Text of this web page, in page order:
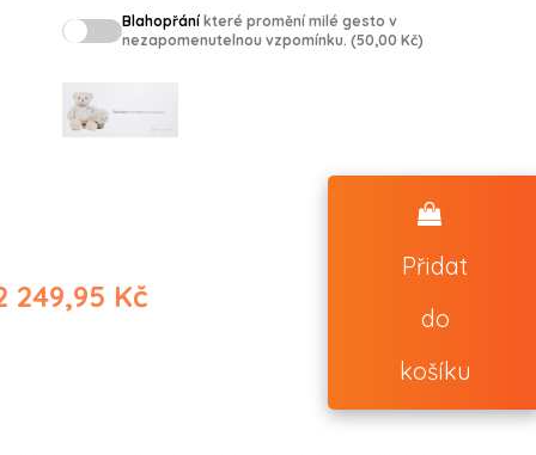
Blahopřání které promění milé gesto v
nezapomenutelnou vzpomínku. (50,00 Kč)
249,95 Kč
Přidat
do
košíku